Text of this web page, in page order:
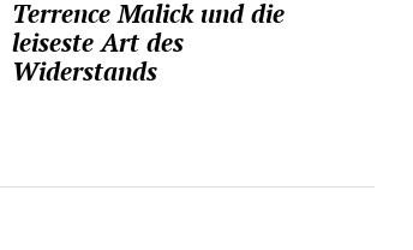
Terrence Malick und die
leiseste Art des
Widerstands